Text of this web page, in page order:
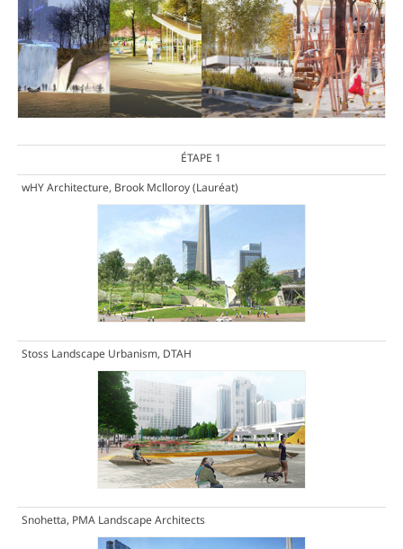
ÉTAPE 1
wHY Architecture, Brook Mclloroy(Lauréat)
Stoss Landscape Urbanism, DTAH
Snohetta, PMA Landscape Architects